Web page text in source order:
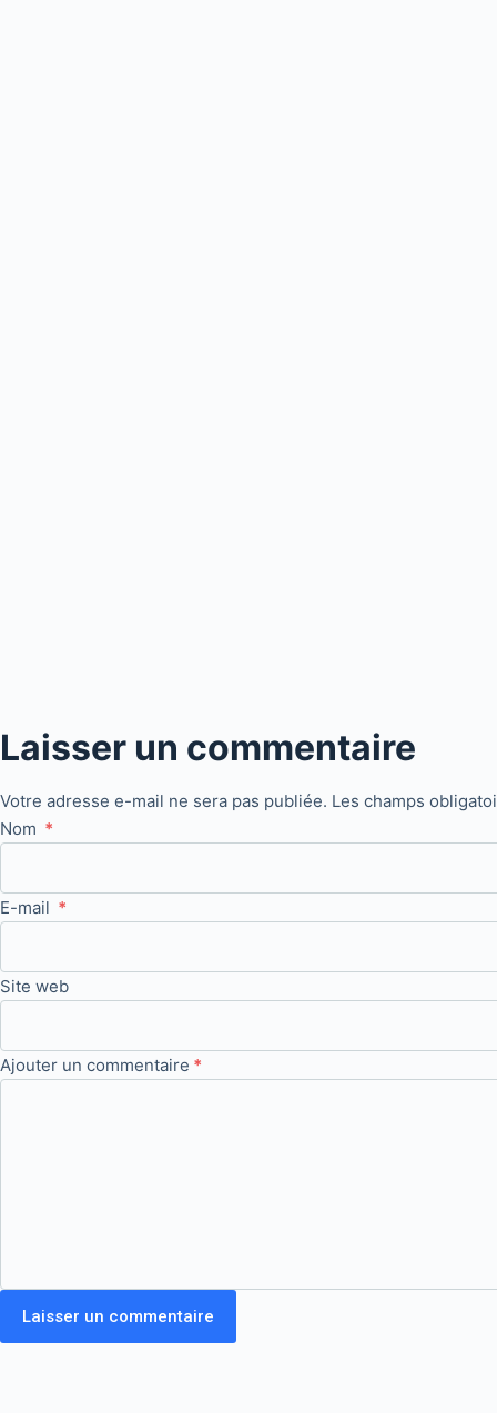
Laisser un commentaire
Votre adresse e-mail ne sera pas publiée. Les champs
Nom *
E-mail *
Site web
Ajouter un commentaire *
Laisser un commentaire